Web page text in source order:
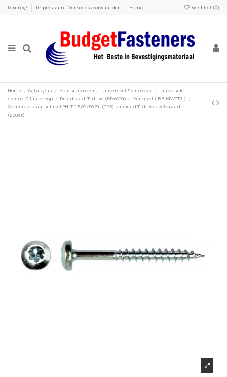
Levering Impressum - Verkoopsvoorwaarden Home Wishlist (0)
Home Catalogus Houtschroeven Universeel Schroeven
Universele
schroef Cilinderkop
Deeldraad, T-drive (MWCTG)
Verzinkt ( BF-MWCTG )
Spaanderplaatschroef PH-T * 5,00x80 Zn (T25) panhead T-drive deeldraad
(200st)